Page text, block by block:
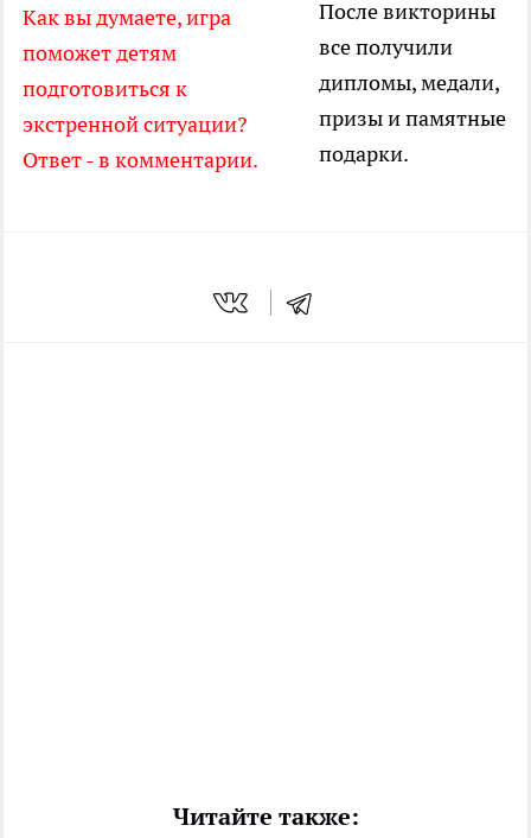
Как вы думаете, игра
поможет детям
подготовиться к
экстренной ситуации?
Ответ - в комментарии.
После викторины
все получили
дипломы, медали,
призы и памятные
подарки.
Читайте также: